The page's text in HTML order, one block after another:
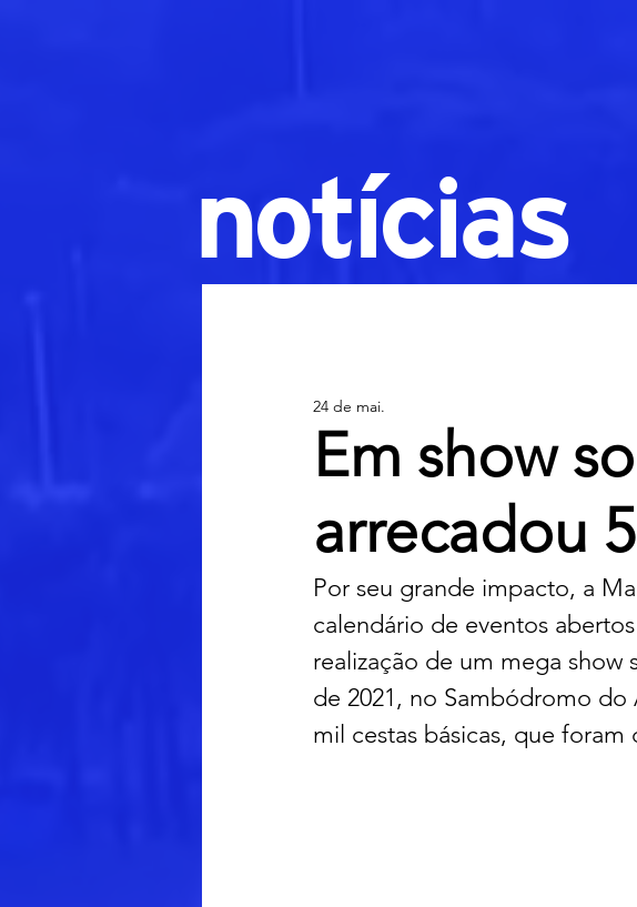
Em show
arrecadou
24 de mai.
Por seu grande impacto, a
calendário de eventos
realização de um mega
de 2021, no Sambódromo
mil cestas básicas, que
notícias